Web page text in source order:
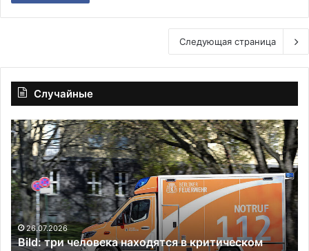
Следующая страница
Случайные
Bild:
три
человека
находятся
в
критическом
состоянии
после
наезда
26.07.2026
Bild: три человека находятся в критическом